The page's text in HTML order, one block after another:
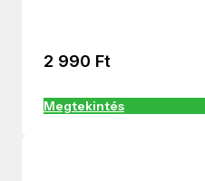
2 990 Ft
Megtekintés